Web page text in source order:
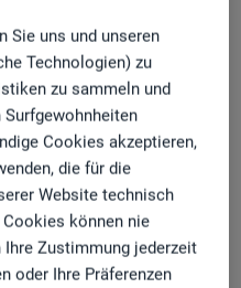
steht am
ist die Praxis mit
Faxgerätausgestattet.
Patientendaten hält
Sie uns und unseren
Technologien) zu
zu sammeln und
Surfgewohnheiten
Cookies akzeptieren,
die für die
Website technisch
können nie
Ihre Zustimmung jederzeit
oder Ihre Präferenzen